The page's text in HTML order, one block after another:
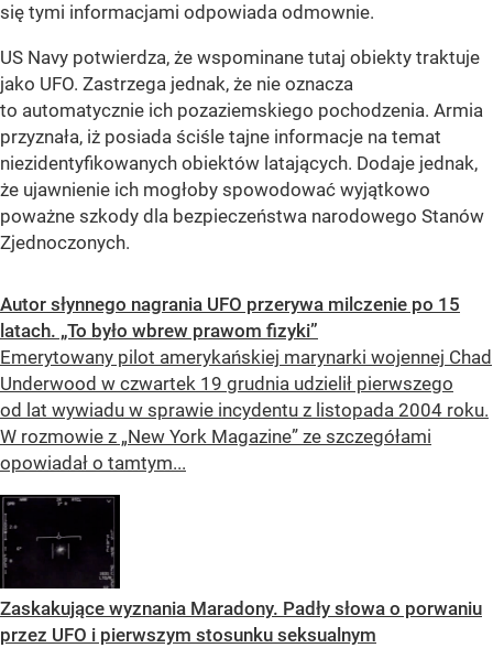
się tymi informacjami odpowiada odmownie.
US Navy potwierdza, że wspominane tutaj obiekty traktuje
jako UFO. Zastrzega jednak, że nie oznacza
to automatycznie ich pozaziemskiego pochodzenia. Armia
przyznała, iż posiada ściśle tajne informacje na temat
niezidentyfikowanych obiektów latających. Dodaje jednak,
że ujawnienie ich mogłoby spowodować wyjątkowo
poważne szkody dla bezpieczeństwa narodowego Stanów
Zjednoczonych.
Autor słynnego nagrania UFO przerywa milczenie po 15
latach. „To było wbrew prawom fizyki”
Emerytowany pilot amerykańskiej marynarki wojennej Chad
Underwood w czwartek 19 grudnia udzielił pierwszego
od lat wywiadu w sprawie incydentu z listopada 2004 roku.
W rozmowie z „New York Magazine” ze szczegółami
opowiadał o tamtym...
Zaskakujące wyznania Maradony. Padły słowa o porwaniu
przez UFO i pierwszym stosunku seksualnym